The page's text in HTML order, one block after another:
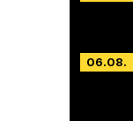
06.08.